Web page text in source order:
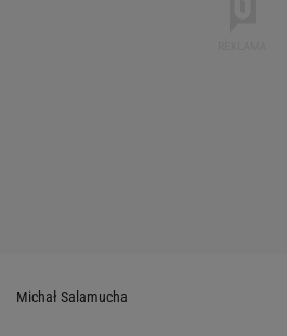
Michał Salamucha